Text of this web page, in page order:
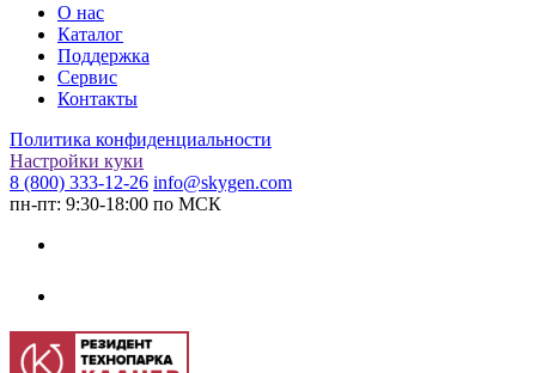
О нас
Каталог
Поддержка
Сервис
Контакты
Политика конфиденциальности
Настройки куки
8 (800) 333-12-26 info@skygen.com
пн-пт: 9:30-18:00 по МСК